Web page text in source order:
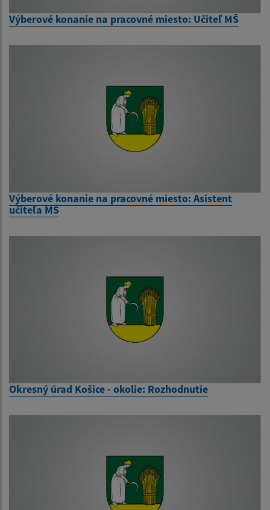
Výberové konanie na pracovné miesto: Učiteľ MŠ
Výberové konanie na pracovné miesto: Asistent
učiteľa MŠ
Okresný úrad Košice - okolie: Rozhodnutie